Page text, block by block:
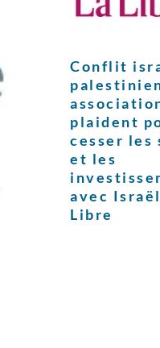
Conflit
plaident
cesser les
et les
avec
Libre